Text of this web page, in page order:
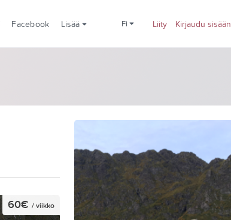
Facebook Lisää fi Liity Kirjaudu sisään
60€ / viikko